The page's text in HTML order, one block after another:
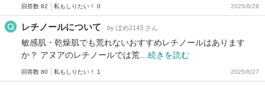
回答数 82 私もしりたい！ 0 2025/8/28
レチノールについて by ぽめ2143 さん
敏感肌・乾燥肌でも荒れないおすすめレチノールはあります
か？ アヌアのレチノールでは荒… 続きを読む
回答数 80 私もしりたい！ 1 2025/8/27